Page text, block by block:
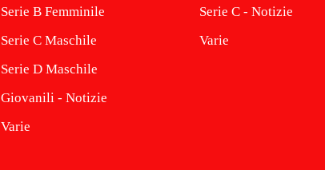
Serie B Femminile
Serie C Maschile
Serie D Maschile
Giovanili - Notizie
Varie
Serie C - Notizie
Varie